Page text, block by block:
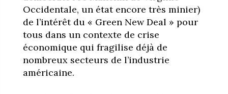
Occidentale, un état encore très minier)
de l’intérêt du « Green New Deal » pour
tous dans un contexte de crise
économique qui fragilise déjà de
nombreux secteurs de l’industrie
américaine.